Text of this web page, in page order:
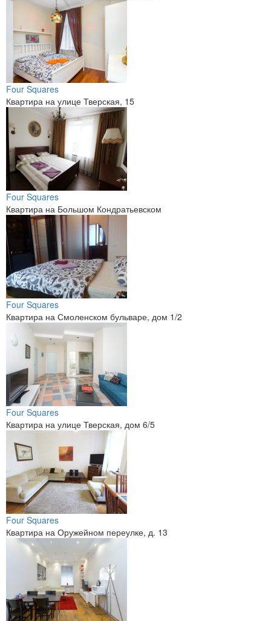
Four Squares
Квартира на улице Тверская, 15
Four Squares
Квартира на Большом Кондратьевском
Four Squares
Квартира на Смоленском бульваре, дом 1/2
Four Squares
Квартира на улице Тверская, дом 6/5
Four Squares
Квартира на Оружейном переулке, д. 13